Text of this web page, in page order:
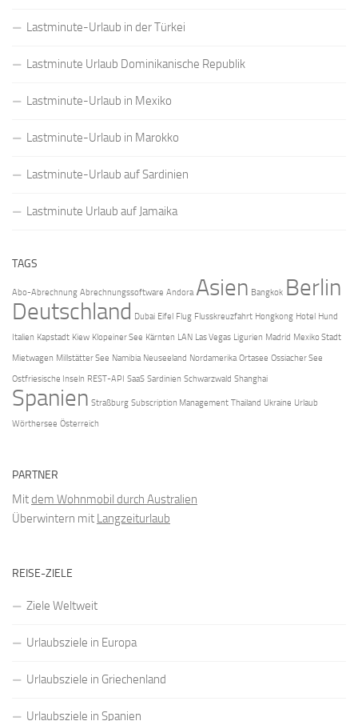
Lastminute-Urlaub in der Türkei
Lastminute Urlaub Dominikanische Republik
Lastminute-Urlaub in Mexiko
Lastminute-Urlaub in Marokko
Lastminute-Urlaub auf Sardinien
Lastminute Urlaub auf Jamaika
TAGS
Abo-Abrechnung Abrechnungssoftware Andora Asien Bangkok Berlin
Deutschland Dubai Eifel Flug Flusskreuzfahrt Hongkong Hotel Hund
Italien Kapstadt Kiew Klopeiner See Kärnten LAN Las Vegas Ligurien Madrid Mexiko Stadt
Mietwagen Millstätter See Namibia Neuseeland Nordamerika Ortasee Ossiacher See
Ostfriesische Inseln REST-API SaaS Sardinien Schwarzwald Shanghai
Spanien Straßburg Subscription Management Thailand Ukraine Urlaub
Wörthersee Österreich
PARTNER
Mitdem Wohnmobil durch Australien
Überwintern mit Langzeiturlaub
REISE-ZIELE
Ziele Weltweit
Urlaubsziele in Europa
Urlaubsziele in Griechenland
Urlaubsziele in Spanien